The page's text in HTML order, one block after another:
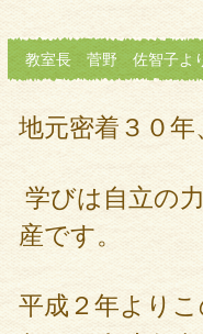
教室長 菅野 佐智子よ
地元密着３０
学びは自立の
産です。
平成２年より